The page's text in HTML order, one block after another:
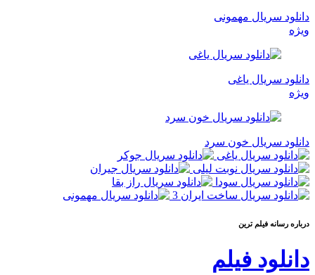
دانلود سریال مهمونی
ویژه
دانلود سریال یاغی
ویژه
دانلود سریال خون سرد
درباره رسانه فیلم ترین
دانلود فیلم